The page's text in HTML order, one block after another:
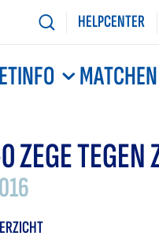
HELPCENTER
MATCHEN
TEGEN